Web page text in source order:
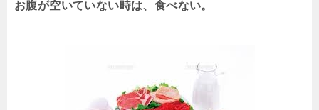
お腹が空いていない時は、食べない。